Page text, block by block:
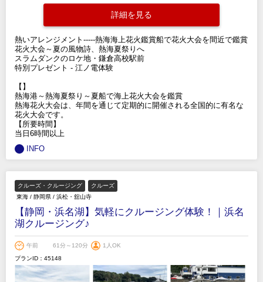
詳細を見る
熱いアレンジメント-----熱海海上花火鑑賞船で花火大会を間近で鑑賞
花火大会～夏の風物詩、熱海夏祭りへ
スラムダンクのロケ地・鎌倉高校駅前
特別プレゼント - 江ノ電体験
【】
熱海港～熱海夏祭り～夏船で海上花火大会を鑑賞
熱海花火大会は、年間を通じて定期的に開催される全国的に有名な
花火大会です。
【所要時間】
当日6時間以上
INFO
クルーズ・クルージング
クルーズ
東海 / 静岡県 / 浜松・舘山寺
【静岡・浜名湖】気軽にクルージング体験！｜浜名
湖クルージング♪
午前 61分～120分
1人OK
プランID：45148